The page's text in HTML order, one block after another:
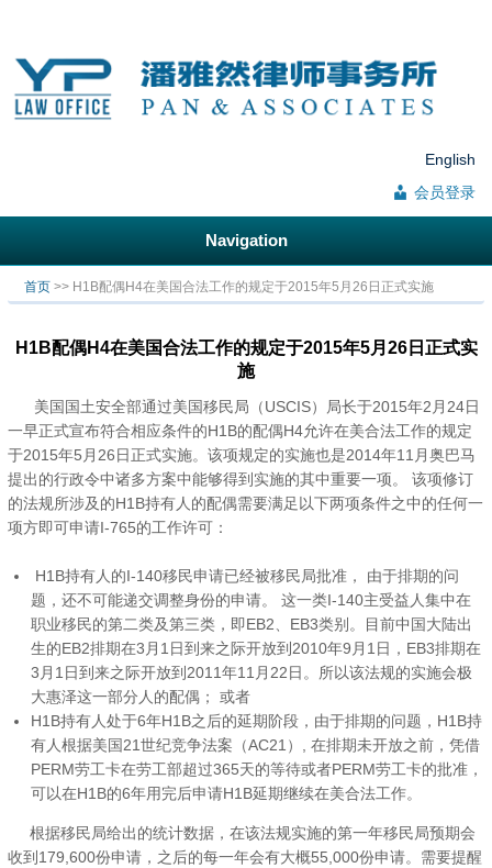
English
会员登录
Navigation
你在这里
首页 >> H1B配偶H4在美国合法工作的规定于2015年5月26日正式实施
H1B配偶H4在美国合法工作的规定于2015年5月26日正式实
施
美国国土安全部通过美国移民局（USCIS）局长于2015年2月24日
一早正式宣布符合相应条件的H1B的配偶H4允许在美合法工作的规定
于2015年5月26日正式实施。该项规定的实施也是2014年11月奥巴马
提出的行政令中诸多方案中能够得到实施的其中重要一项。 该项修订
的法规所涉及的H1B持有人的配偶需要满足以下两项条件之中的任何一
项方即可申请I-765的工作许可：
H1B持有人的I-140移民申请已经被移民局批准， 由于排期的问
题，还不可能递交调整身份的申请。 这一类I-140主受益人集中在
职业移民的第二类及第三类，即EB2、EB3类别。目前中国大陆出
生的EB2排期在3月1日到来之际开放到2010年9月1日，EB3排期在
3月1日到来之际开放到2011年11月22日。所以该法规的实施会极
大惠泽这一部分人的配偶； 或者
H1B持有人处于6年H1B之后的延期阶段，由于排期的问题，H1B持
有人根据美国21世纪竞争法案（AC21）, 在排期未开放之前，凭借
PERM劳工卡在劳工部超过365天的等待或者PERM劳工卡的批准，
可以在H1B的6年用完后申请H1B延期继续在美合法工作。
根据移民局给出的统计数据，在该法规实施的第一年移民局预期会
收到179,600份申请，之后的每一年会有大概55,000份申请。需要提醒